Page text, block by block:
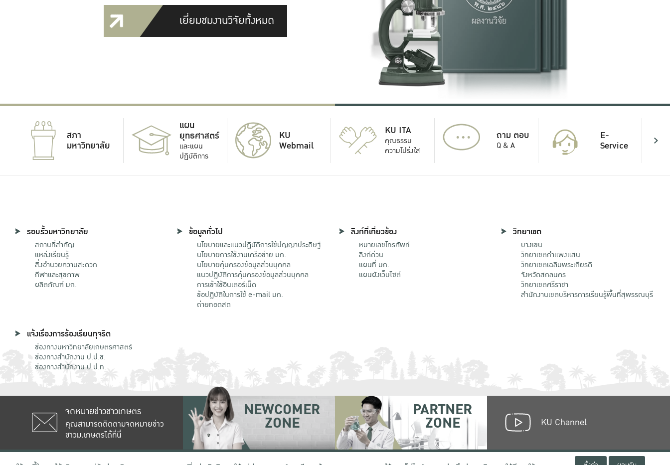
เยี่ยมชมงานวิจัยทั้งหมด
สภา
มหาวิทยาลัย
แผน
ยุทธศาสตร์
และแผน
ปฏิบัติการ
KU
Webmail
KU ITA
คุณธรรม
ความโปร่งใส
... ถาม ตอบ
Q & A
E-
Service
รอบรั้วมหาวิทยาลัย
สถานที่สำคัญ
แหล่งเรียนรู้
สิ่งอำนวยความสะดวก
กีฬาและสุขภาพ
ผลิตภัณฑ์ มก.
ข้อมูลทั่วไป
นโยบายและแนวปฏิบัติการใช้ปัญญาประดิษฐ์
นโยบายการใช้งานเครือข่าย มก.
นโยบายคุ้มครองข้อมูลส่วนบุคคล
แนวปฏิบัติการคุ้มครองข้อมูลส่วนบุคคล
การเข้าใช้อินเตอร์เน็ต
ข้อปฏิบัติในการใช้ e-mail มก.
ถ่ายทอดสด
ลิงก์ที่เกี่ยวข้อง
หมายเลขโทรศัพท์
ลิงก์ด่วน
แผนที่ มก.
แผนผังเว็บไซต์
วิทยาเขต
บางเขน
วิทยาเขตกําแพงแสน
วิทยาเขตเฉลิมพระเกียรติ
จังหวัดสกลนคร
วิทยาเขตศรีราชา
สำนักงานเขตบริหารการเรียนรู้พื้นที่สุพรรณบุรี
แจ้งเรื่องการร้องเรียนทุจริต
ช่องทางมหาวิทยาลัยเกษตรศาสตร์
ช่องทางสำนักงาน ป.ป.ช.
ช่องทางสำนักงาน ป.ป.ท.
จดหมายข่าวชาวเกษตร
คุณสามารถติดตามจดหมายข่าว
ชาวม.เกษตรได้ที่นี่
NEWCOMER
ZONE
PARTNER
ZONE KU Channel